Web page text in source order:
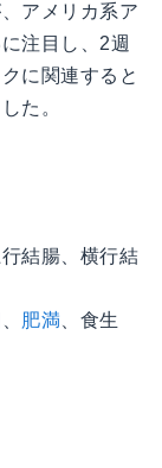
アメリカ系ア
注目し、2週
に関連すると
た。
結腸、横行結
肥満 、食生